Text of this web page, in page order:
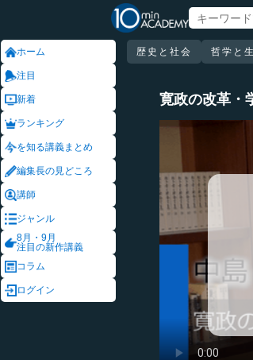
ホーム
注目
新着
ランキング
を知る講義まとめ
編集長の見どころ
講師
ジャンル
8月・9月
注目の新作講義
コラム
ログイン
歴史と社会 哲学と
寛政の改革・